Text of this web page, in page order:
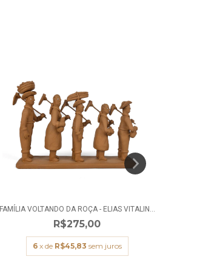
FAMÍLIA VOLTANDO DA ROÇA - ELIAS VITALIN...
R$275,00
6 x de R$45,83 sem juros